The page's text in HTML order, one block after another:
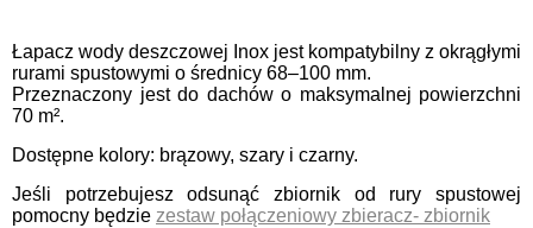
Łapacz wody deszczowej Inox jest kompatybilny z okrągłymi
rurami spustowymi o średnicy 68–100 mm.
Przeznaczony jest do dachów o maksymalnej powierzchni
70 m².
Dostępne kolory: brązowy, szary i czarny.
Jeśli potrzebujesz odsunąć zbiornik od rury spustowej
pomocny będzie zestaw połączeniowy zbieracz- zbiornik